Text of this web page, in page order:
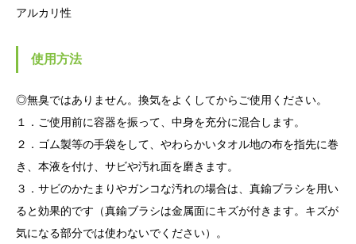
アルカリ性
使用方法
◎無臭ではありません。換気をよくしてからご使用ください。
１．ご使用前に容器を振って、中身を充分に混合します。
２．ゴム製等の手袋をして、やわらかいタオル地の布を指先に巻
き、本液を付け、サビや汚れ面を磨きます。
３．サビのかたまりやガンコな汚れの場合は、真鍮ブラシを用い
ると効果的です（真鍮ブラシは金属面にキズが付きます。キズが
気になる部分では使わないでください）。